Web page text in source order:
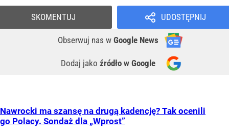
UDOSTĘPNIJ
Obserwuj nas w Google News
Dodaj jako źródło w Google
SKOMENTUJ
Nawrocki ma szansę na drugą kadencję? Tak ocenili
go Polacy. Sondaż dla „Wprost”